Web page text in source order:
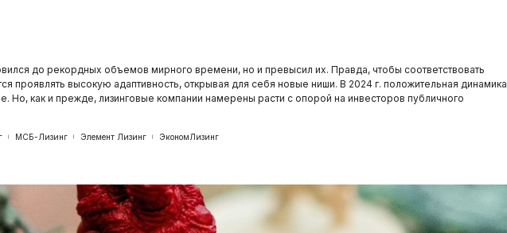
до рекордных объемов мирного времени, но и превысил их. Правда, чтобы соответствовать
проявлять высокую адаптивность, открывая для себя новые ниши. В 2024 г. положительная динамика
Но, как и прежде, лизинговые компании намерены расти с опорой на инвесторов публичного
МСБ-Лизинг Элемент Лизинг ЭкономЛизинг